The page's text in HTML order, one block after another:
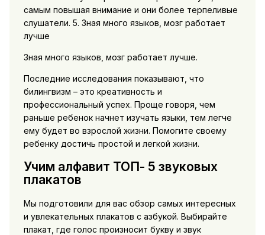
самым повышая внимание и они более терпеливые
слушатели. 5. Зная много языков, мозг работает
лучше
Зная много языков, мозг работает лучше.
Последние исследования показывают, что
билингвизм – это креативность и
профессиональный успех. Проще говоря, чем
раньше ребенок начнет изучать языки, тем легче
ему будет во взрослой жизни. Помогите своему
ребенку достичь простой и легкой жизни.
Учим алфавит ТОП- 5 звуковых
плакатов
Мы подготовили для вас обзор самых интересных
и увлекательных плакатов с азбукой. Выбирайте
плакат, где голос произносит букву и звук